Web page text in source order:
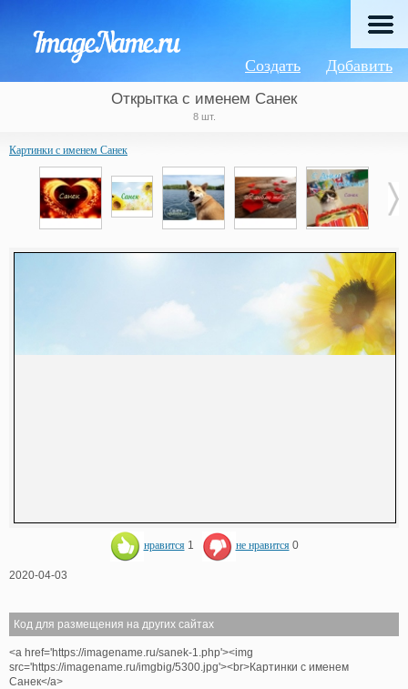
Добавить
Создать
Открытка с именем Санек
8 шт.
Картинки с именем Санек
нравится 1 не нравится 0
2020-04-03
Код для размещения на других сайтах
<a href='https://imagename.ru/sanek-1.php'><img
src='https://imagename.ru/imgbig/5300.jpg'><br>Картинки с именем
Санек</a>